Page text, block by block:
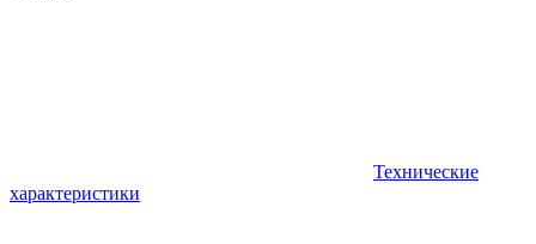
Технические
характеристики